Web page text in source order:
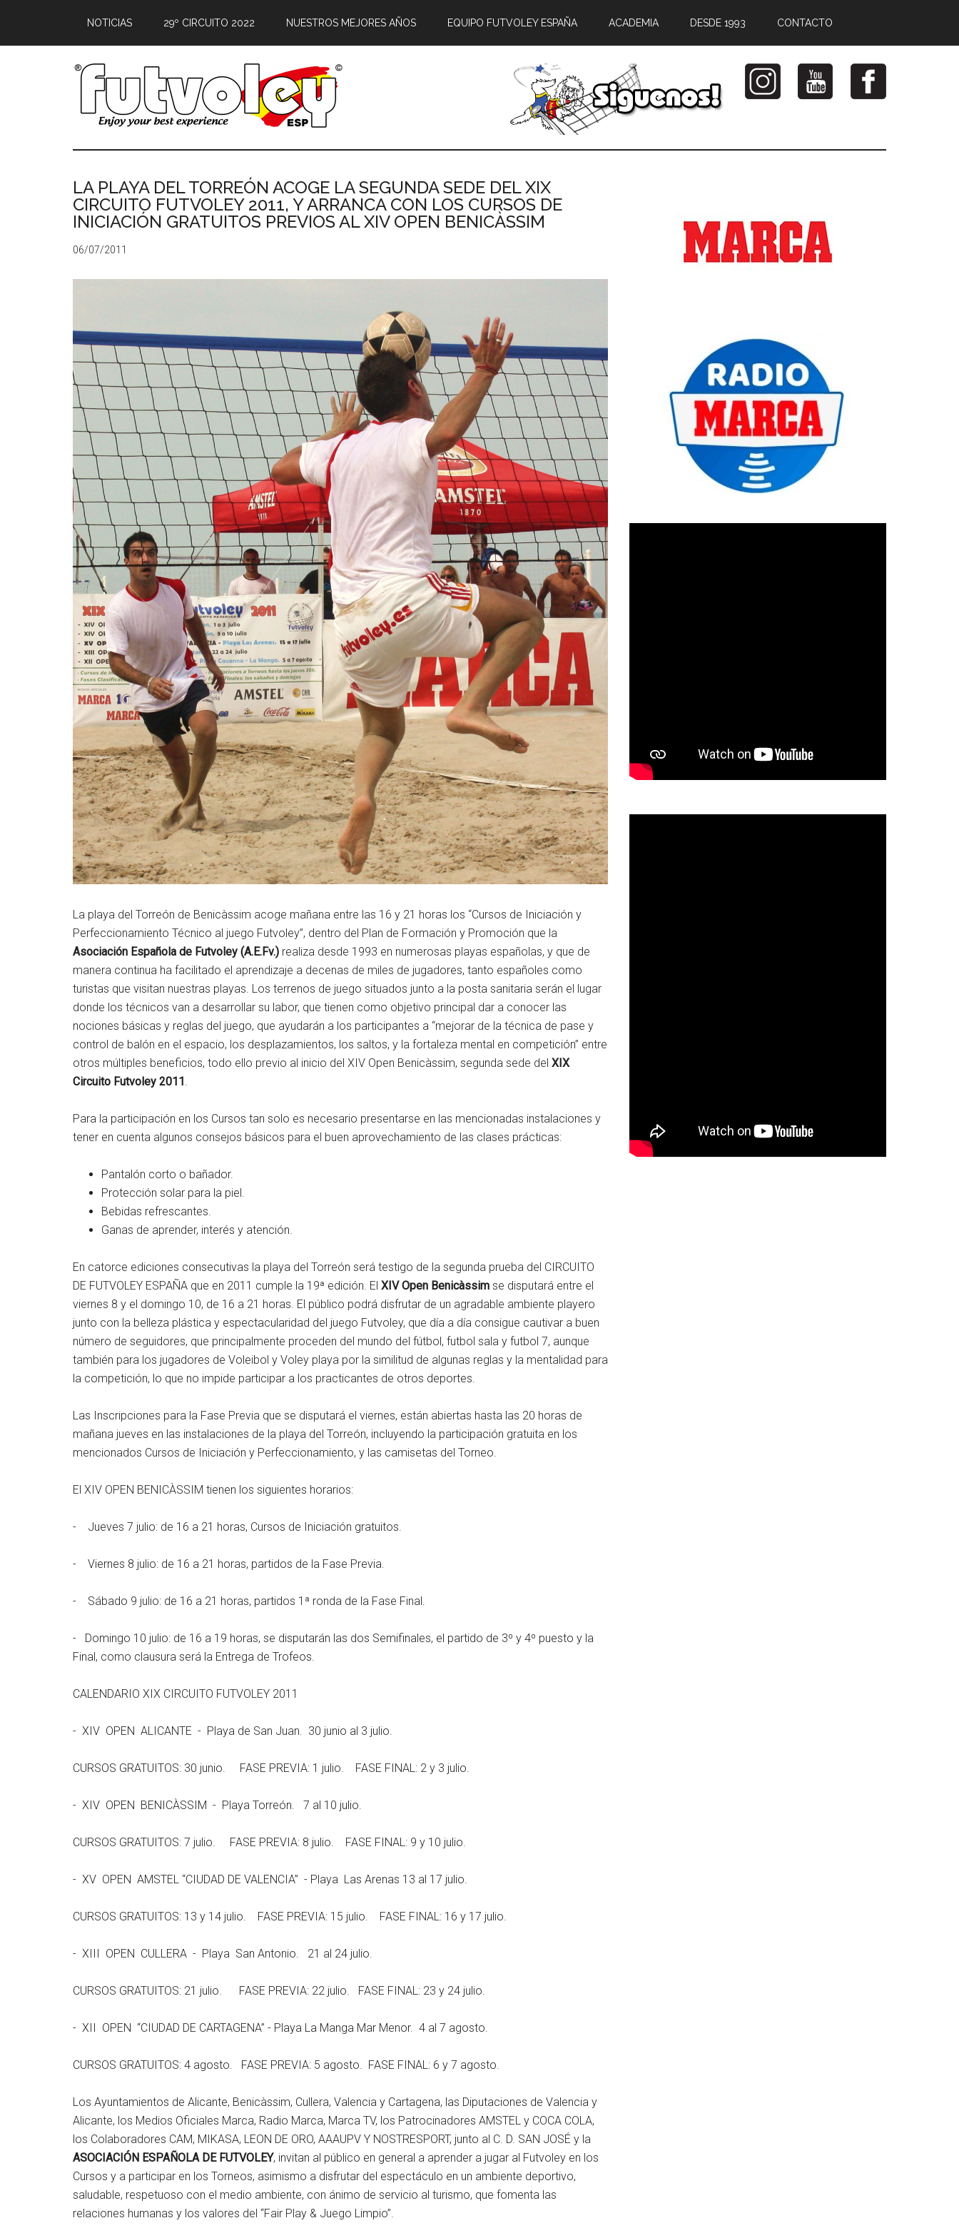
NOTICIAS 29º CIRCUITO 2022 NUESTROS MEJORES AÑOS EQUIPO FUTVOLEY ESPAÑA ACADEMIA DESDE 1993 CONTACTO
LA PLAYA DEL TORREÓN ACOGE LA SEGUNDA SEDE DEL XIX
CIRCUITO FUTVOLEY 2011, Y ARRANCA CON LOS CURSOS DE
INICIACIÓN GRATUITOS PREVIOS AL XIV OPEN BENICÀSSIM
06/07/2011
La playa del Torreón de Benicàssim acoge mañana entre las 16 y 21 horas los “Cursos de Iniciación y
Perfeccionamiento Técnico al juego Futvoley”, dentro del Plan de Formación y Promoción que la
Asociación Española de Futvoley (A.E.Fv.) realiza desde 1993 en numerosas playas españolas, y que de
manera continua ha facilitado el aprendizaje a decenas de miles de jugadores, tanto españoles como
turistas que visitan nuestras playas. Los terrenos de juego situados junto a la posta sanitaria serán el lugar
donde los técnicos van a desarrollar su labor, que tienen como objetivo principal dar a conocer las
nociones básicas y reglas del juego, que ayudarán a los participantes a “mejorar de la técnica de pase y
control de balón en el espacio, los desplazamientos, los saltos, y la fortaleza mental en competición” entre
otros múltiples beneficios, todo ello previo al inicio del XIV Open Benicàssim, segunda sede del XIX
Circuito Futvoley 2011 .
Para la participación en los Cursos tan solo es necesario presentarse en las mencionadas instalaciones y
tener en cuenta algunos consejos básicos para el buen aprovechamiento de las clases prácticas:
Pantalón corto o bañador.
Protección solar para la piel.
Bebidas refrescantes.
Ganas de aprender, interés y atención.
En catorce ediciones consecutivas la playa del Torreón será testigo de la segunda prueba del CIRCUITO
DE FUTVOLEY ESPAÑA que en 2011 cumple la 19ª edición. El XIV Open Benicàssim se disputará entre el
viernes 8 y el domingo 10, de 16 a 21 horas. El público podrá disfrutar de un agradable ambiente playero
junto con la belleza plástica y espectacularidad del juego Futvoley, que día a día consigue cautivar a buen
número de seguidores, que principalmente proceden del mundo del fútbol, futbol sala y futbol 7, aunque
también para los jugadores de Voleibol y Voley playa por la similitud de algunas reglas y la mentalidad para
la competición, lo que no impide participar a los practicantes de otros deportes.
Las Inscripciones para la Fase Previa que se disputará el viernes, están abiertas hasta las 20 horas de
mañana jueves en las instalaciones de la playa del Torreón, incluyendo la participación gratuita en los
mencionados Cursos de Iniciación y Perfeccionamiento, y las camisetas del Torneo.
El XIV OPEN BENICÀSSIM tienen los siguientes horarios:
- Jueves 7 julio: de 16 a 21 horas, Cursos de Iniciación gratuitos.
- Viernes 8 julio: de 16 a 21 horas, partidos de la Fase Previa.
- Sábado 9 julio: de 16 a 21 horas, partidos 1ª ronda de la Fase Final.
- Domingo 10 julio: de 16 a 19 horas, se disputarán las dos Semifinales, el partido de 3º y 4º puesto y la
Final, como clausura será la Entrega de Trofeos.
CALENDARIO XIX CIRCUITO FUTVOLEY 2011
- XIV OPEN ALICANTE - Playa de San Juan. 30 junio al 3 julio.
CURSOS GRATUITOS: 30 junio. FASE PREVIA: 1 julio. FASE FINAL: 2 y 3 julio.
- XIV OPEN BENICÀSSIM - Playa Torreón. 7 al 10 julio.
CURSOS GRATUITOS: 7 julio. FASE PREVIA: 8 julio. FASE FINAL: 9 y 10 julio.
- XV OPEN AMSTEL “CIUDAD DE VALENCIA” - Playa Las Arenas 13 al 17 julio.
CURSOS GRATUITOS: 13 y 14 julio. FASE PREVIA: 15 julio. FASE FINAL: 16 y 17 julio.
- XIII OPEN CULLERA - Playa San Antonio. 21 al 24 julio.
CURSOS GRATUITOS: 21 julio. FASE PREVIA: 22 julio. FASE FINAL: 23 y 24 julio.
- XII OPEN “CIUDAD DE CARTAGENA” - Playa La Manga Mar Menor. 4 al 7 agosto.
CURSOS GRATUITOS: 4 agosto. FASE PREVIA: 5 agosto. FASE FINAL: 6 y 7 agosto.
Los Ayuntamientos de Alicante, Benicàssim, Cullera, Valencia y Cartagena, las Diputaciones de Valencia y
Alicante, los Medios Oficiales Marca, Radio Marca, Marca TV, los Patrocinadores AMSTEL y COCA COLA,
los Colaboradores CAM, MIKASA, LEON DE ORO, AAAUPV Y NOSTRESPORT, junto al C. D. SAN JOSÉ y la
ASOCIACIÓN ESPAÑOLA DE FUTVOLEY, invitan al público en general a aprender a jugar al Futvoley en los
Cursos y a participar en los Torneos, asimismo a disfrutar del espectáculo en un ambiente deportivo,
saludable, respetuoso con el medio ambiente, con ánimo de servicio al turismo, que fomenta las
relaciones humanas y los valores del “Fair Play & Juego Limpio”.